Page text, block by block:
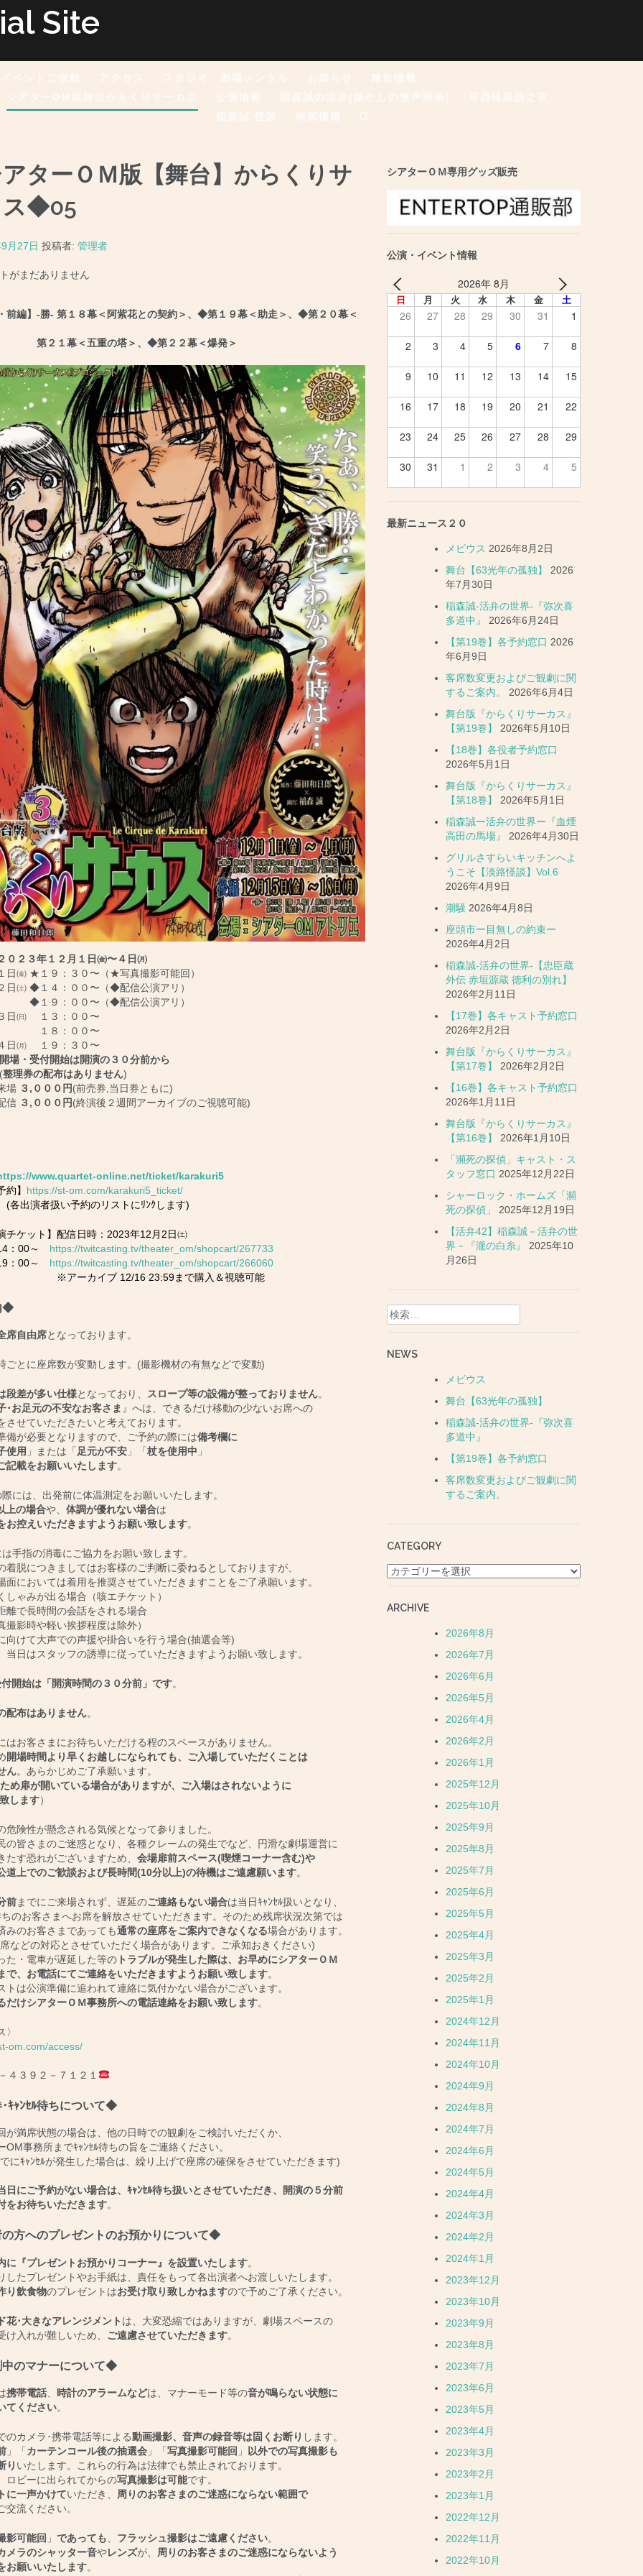
Site
ターＯＭ版【舞台】からくりサ
ス◆05
月27日 投稿者: 管理者
がまだありません
前編】-勝- 第１８幕＜阿紫花との契約＞、◆第１９幕＜助走＞、◆第２０幕＜
第２１幕＜五重の塔＞、◆第２２幕＜爆発＞
０２３年１２月１日㈮〜４日㈪
１９：３０〜（★写真撮影可能回）
１４：００〜（◆配信公演アリ）
００〜（◆配信公演アリ）
１３：００〜
：００〜
１９：３０〜
開場・受付開始は開演の３０分前から
整理券の配布はありません)
場 ３,０００円(前売券,当日券ともに)
３,０００円(終演後２週間アーカイブのご視聴可能)
www.quartet-online.net/ticket/karakuri5
約】 https://st-om.com/karakuri5_ticket/
扱い予約のリストにﾘﾝｸします)
チケット】配信日時：2023年12月2日㈯
：00～ https://twitcasting.tv/theater_om/shopcart/267733
：00～ https://twitcasting.tv/theater_om/shopcart/266060
イブ 12/16 23:59まで購入＆視聴可能
◆
席自由席となっております。
ごとに座席数が変動します。(撮影機材の有無などで変動)
段差が多い仕様となっており、 スロープ等の設備が整っておりません。
･お足元の不安なお客さま 』へは、できるだけ移動の少ないお席への
せていただきたいと考えております。
が必要となりますので、ご予約の際には備考欄に
使用 」または「 足元が不安 」「 杖を使用中 」
記載をお願いいたします。
には、出発前に体温測定をお願いいたします。
上の場合や、 体調が優れない場合は
お控えいただきますようお願い致します。
手指の消毒にご協力をお願い致します。
脱につきましてはお客様のご判断に委ねるとしておりますが、
においては着用を推奨させていただきますことをご了承願います。
ゃみが出る場合（咳エチケット）
で長時間の会話をされる場合
時や軽い挨拶程度は除外）
けて大声での声援や掛合いを行う場合(抽選会等)
日はスタッフの誘導に従っていただきますようお願い致します。
開始は「開演時間の３０分前」です。
配布はありません。
はお客さまにお待ちいただける程のスペースがありません。
開場時間より早くお越しになられても、ご入場していただくことは
ん。あらかじめご了承願います。
め扉が開いている場合がありますが、ご入場はされないように
します）
危険性が懸念される気候となって参りました。
皆さまのご迷惑となり、各種クレームの発生でなど、円滑な劇場運営に
す恐れがございますため、 会場扉前スペース(喫煙コーナー含む)や
上でのご歓談および長時間(10分以上)の待機はご遠慮願います。
前までにご来場されず、遅延のご連絡もない場合は当日ｷｬﾝｾﾙ扱いとなり、
のお客さまへお席を解放させていただきます。そのため残席状況次第では
のお客さまであっても通常の座席をご案内できなくなる場合があります。
どの対応とさせていただく場合があります。ご承知おきください)
・電車が遅延した等の トラブルが発生した際は、お早めにシアターＯＭ
、お電話にてご連絡をいただきますようお願い致します。
は公演準備に追われて連絡に気付かない場合がございます。
だけシアターＯＭ事務所への電話連絡をお願い致します。
om.com/access/
４３９２－７１２１
ｷｬﾝｾﾙ待ちについて◆
が満席状態の場合は、他の日時での観劇をご検討いただくか、
事務所までｷｬﾝｾﾙ待ちの旨をご連絡ください。
ｷｬﾝｾﾙが発生した場合は、繰り上げで座席の確保をさせていただきます)
日にご予約がない場合は、ｷｬﾝｾﾙ待ち扱いとさせていただき、開演の５分前
お待ちいただきます。
方へのプレゼントのお預かりについて◆
に『プレゼントお預かりコーナー』を設置いたします。
たプレゼントやお手紙は、責任をもって各出演者へお渡しいたします。
り飲食物のプレゼントはお受け取り致しかねますので予めご了承ください。
花･大きなアレンジメント は、大変恐縮ではありますが、劇場スペースの
入れが難しいため、 ご遠慮させていただきます。
のマナーについて◆
携帯電話 時計のアラームなどは、マナーモード等の音が鳴らない状態に
ください。
のカメラ･携帯電話等による動画撮影、音声の録音等は固くお断り します。
」「 カーテンコール後の抽選会 」「 写真撮影可能回 」
以外での写真撮影も
り いたします。これらの行為は法律でも禁止されております。
ロビーに出られてからの写真撮影は可能です。
に一声かけていただき、
周りのお客さまのご迷惑にならない範囲で
流ください。
影可能回 」 であっても フラッシュ撮影はご遠慮ください。
メラのシャッター音やレンズが、
周りのお客さまのご迷惑にならないよう
お願いいたします。
シアターＯＭ専用グッズ販売
公演・イベント情報
2026年 8月
日 月 火 水 木 金 土
26 27 28 29 30 31 1
2 3 4 5 6 7 8
9 10 11 12 13 14 15
16 17 18 19 20 21 22
23 24 25 26 27 28 29
30 31 1 2 3 4 5
最新ニュース２０
メビウス 2026年8月2日
舞台【63光年の孤独】
2026
年7月30日
稲森誠-活弁の世界-『弥次喜
多道中』
2026年6月24日
【第19巻】各予約窓口 2026
年6月9日
客席数変更およびご観劇に関
するご案内。
2026年6月4日
舞台版『からくりサーカス』
【第19巻】
2026年5月10日
【18巻】各役者予約窓口
2026年5月1日
舞台版『からくりサーカス』
【第18巻】
2026年5月1日
稲森誠ー活弁の世界ー『血煙
高田の馬場』
2026年4月30日
グリルさすらいキッチンへよ
うこそ【淡路怪談】Vol.6
2026年4月9日
潮騒 2026年4月8日
座頭市ー目無しの約束ー
2026年4月2日
稲森誠-活弁の世界-【忠臣蔵
外伝 赤垣源蔵 徳利の別れ】
2026年2月11日
【17巻】各キャスト予約窓口
2026年2月2日
舞台版『からくりサーカス』
【第17巻】
2026年2月2日
【16巻】各キャスト予約窓口
2026年1月11日
舞台版『からくりサーカス』
【第16巻】
2026年1月10日
「瀕死の探偵」キャスト・ス
タッフ窓口 2025年12月22日
シャーロック・ホームズ「瀕
死の探偵」
2025年12月19日
【活弁42】稲森誠－活弁の世
界－『瀧の白糸』
2025年10
月26日
検
索:
NEWS
メビウス
舞台【63光年の孤独】
稲森誠-活弁の世界-『弥次喜
多道中』
【第19巻】各予約窓口
客席数変更およびご観劇に関
するご案内。
CATEGORY
CATEGORY
ARCHIVE
2026年8月
2026年7月
2026年6月
2026年5月
2026年4月
2026年2月
2026年1月
2025年12月
2025年10月
2025年9月
2025年8月
2025年7月
2025年6月
2025年5月
2025年4月
2025年3月
2025年2月
2025年1月
2024年12月
2024年11月
2024年10月
2024年9月
2024年8月
2024年7月
2024年6月
2024年5月
2024年4月
2024年3月
2024年2月
2024年1月
2023年12月
2023年10月
2023年9月
2023年8月
2023年7月
2023年6月
2023年5月
2023年4月
2023年3月
2023年2月
2023年1月
2022年12月
2022年11月
2022年10月